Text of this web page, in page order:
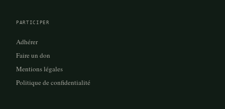
PARTICIPER
Adhérer
Faire un don
Mentions légales
Politique de confidentialité